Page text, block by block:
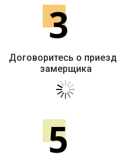
3
Договоритесь о
замерщика
5